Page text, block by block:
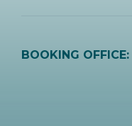
BOOKING OFFICE: